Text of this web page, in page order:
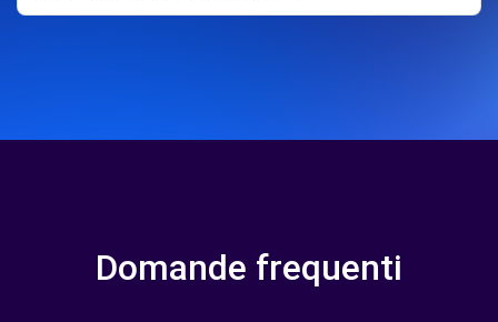
Domande frequenti